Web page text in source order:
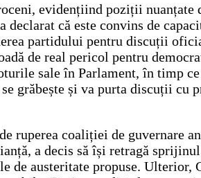
evidențiind poziții
că este convins de
partidului pentru discuții
de real pericol pentru
sale în Parlament, în timp
grăbește și va purta discuții cu
ruperea coaliției de guvernare
a decis să își retragă
austeritate propuse.